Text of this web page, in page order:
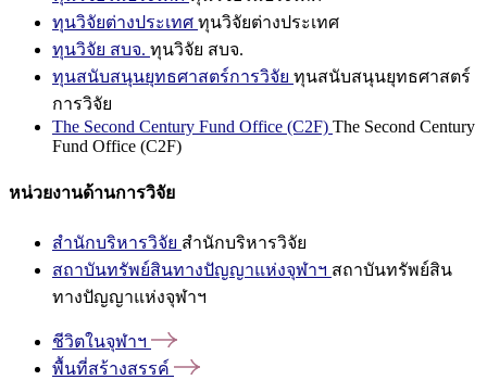
ทุนวิจัยต่างประเทศ ทุนวิจัยต่างประเทศ
ทุนวิจัย สบจ. ทุนวิจัย สบจ.
ทุนสนับสนุนยุทธศาสตร์การวิจัย ทุนสนับสนุนยุทธศาสตร์
การวิจัย
The Second Century Fund Office (C2F) The Second Century
Fund Office (C2F)
หน่วยงานด้านการวิจัย
สำนักบริหารวิจัย สำนักบริหารวิจัย
สถาบันทรัพย์สินทางปัญญาแห่งจุฬาฯ สถาบันทรัพย์สิน
ทางปัญญาแห่งจุฬาฯ
ชีวิตในจุฬาฯ
พื้นที่สร้างสรรค์